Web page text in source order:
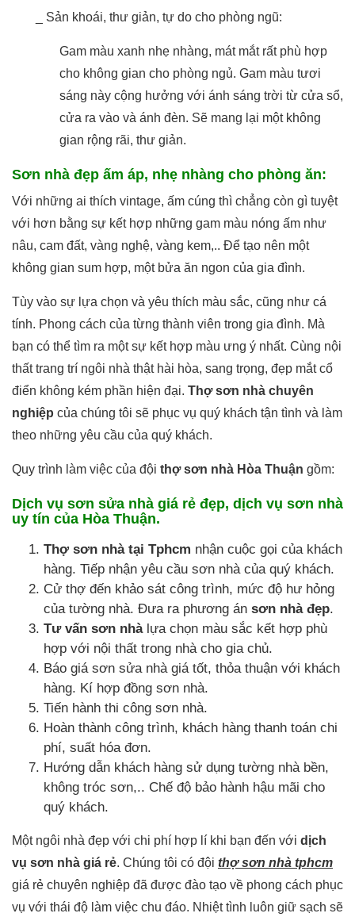
_ Sản khoái, thư giản, tự do cho phòng ngũ:
Gam màu xanh nhẹ nhàng, mát mắt rất phù hợp
cho không gian cho phòng ngủ. Gam màu tươi
sáng này cộng hưởng với ánh sáng trời từ cửa sổ,
cửa ra vào và ánh đèn. Sẽ mang lại một không
gian rộng rãi, thư giản.
Sơn nhà đẹp ấm áp, nhẹ nhàng cho phòng ăn:
Với những ai thích vintage, ấm cúng thì chẳng còn gì tuyệt
với hơn bằng sự kết hợp những gam màu nóng ấm như
nâu, cam đất, vàng nghệ, vàng kem,.. Để tạo nên một
không gian sum hợp, một bửa ăn ngon của gia đình.
Tùy vào sự lựa chọn và yêu thích màu sắc, cũng như cá
tính. Phong cách của từng thành viên trong gia đình. Mà
bạn có thể tìm ra một sự kết hợp màu ưng ý nhất. Cùng nội
thất trang trí ngôi nhà thật hài hòa, sang trọng, đẹp mắt cổ
điển không kém phần hiện đại. Thợ sơn nhà chuyên
nghiệp của chúng tôi sẽ phục vụ quý khách tận tình và làm
theo những yêu cầu của quý khách.
Quy trình làm việc của đội thợ sơn nhà Hòa Thuận gồm:
Dịch vụ sơn sửa nhà giá rẻ đẹp, dịch vụ sơn nhà
uy tín của Hòa Thuận.
Thợ sơn nhà tại Tphcm nhận cuộc gọi của khách
hàng. Tiếp nhận yêu cầu sơn nhà của quý khách.
Cử thợ đến khảo sát công trình, mức độ hư hỏng
của tường nhà. Đưa ra phương án sơn nhà đẹp.
Tư vấn sơn nhàlựa chọn màu sắc kết hợp phù
hợp với nội thất trong nhà cho gia chủ.
Báo giá sơn sửa nhà giá tốt, thỏa thuận với khách
hàng. Kí hợp đồng sơn nhà.
Tiến hành thi công sơn nhà.
Hoàn thành công trình, khách hàng thanh toán chi
phí, suất hóa đơn.
Hướng dẫn khách hàng sử dụng tường nhà bền,
không tróc sơn,.. Chế độ bảo hành hậu mãi cho
quý khách.
Một ngôi nhà đẹp với chi phí hợp lí khi bạn đến với dịch
vụ sơn nhà giá rẻ. Chúng tôi có đội thợ sơn nhà tphcm
giá rẻ chuyên nghiệp đã được đào tạo về phong cách phục
vụ với thái độ làm việc chu đáo. Nhiệt tình luôn giữ sạch sẽ